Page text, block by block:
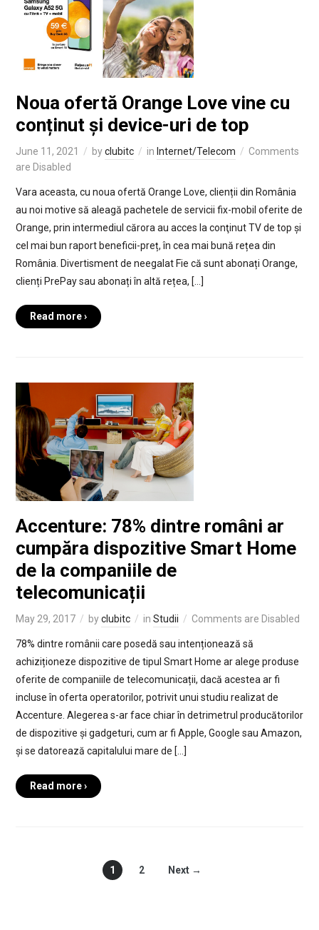
Noua ofertă Orange Love vine cu
conținut și device-uri de top
June 11, 2021 byclubitc in Internet/Telecom
Comments
are Disabled
Vara aceasta, cu noua ofertă Orange Love, clienții din România
au noi motive să aleagă pachetele de servicii fix-mobil oferite de
Orange, prin intermediul cărora au acces la conţinut TV de top și
cel mai bun raport beneficii-preț, în cea mai bună rețea din
România. Divertisment de neegalat Fie că sunt abonați Orange,
clienți PrePay sau abonați în altă rețea, […]
Read more ›
Accenture: 78% dintre români ar
cumpăra dispozitive Smart Home
de la companiile de
telecomunicații
May 29, 2017 byclubitc in Studii Comments are Disabled
78% dintre românii care posedă sau intenționează să
achiziționeze dispozitive de tipul Smart Home ar alege produse
oferite de companiile de telecomunicații, dacă acestea ar fi
incluse în oferta operatorilor, potrivit unui studiu realizat de
Accenture. Alegerea s-ar face chiar în detrimetrul producătorilor
de dispozitive și gadgeturi, cum ar fi Apple, Google sau Amazon,
și se datorează capitalului mare de […]
Read more ›
1 2 Next →